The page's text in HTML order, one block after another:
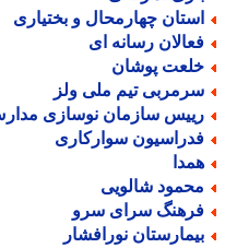
چهارمحال و بختیاری
رسانه ای
پوشان
تیم ملی ولز
سازمان نوسازی مدارس
سوارکاری
شالویی
سرای سرو
نورافشار